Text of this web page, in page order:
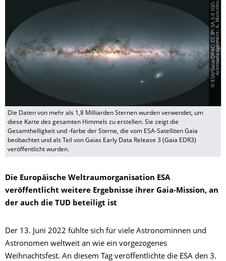
©
E
S
A
/
G
a
i
a
/
D
P
A
C
;
C
C
B
Y
-
S
A
3
.
0
I
G
O
.
A
c
k
n
o
w
l
e
d
g
e
m
e
n
t
:
A
.
M
o
i
t
i
n
ho
Die Daten von mehr als 1,8 Milliarden Sternen wurden verwendet, um
diese Karte des gesamten Himmels zu erstellen. Sie zeigt die
Gesamthelligkeit und -farbe der Sterne, die vom ESA-Satelliten Gaia
beobachtet und als Teil von Gaias Early Data Release 3 (Gaia EDR3)
veröffentlicht wurden.
Die Europäische Weltraumorganisation ESA
veröffentlicht weitere Ergebnisse ihrer Gaia-Mission, an
der auch die TUD beteiligt ist
Der 13. Juni 2022 fühlte sich für viele Astronominnen und
Astronomen weltweit an wie ein vorgezogenes
Weihnachtsfest. An diesem Tag veröffentlichte die ESA den 3.